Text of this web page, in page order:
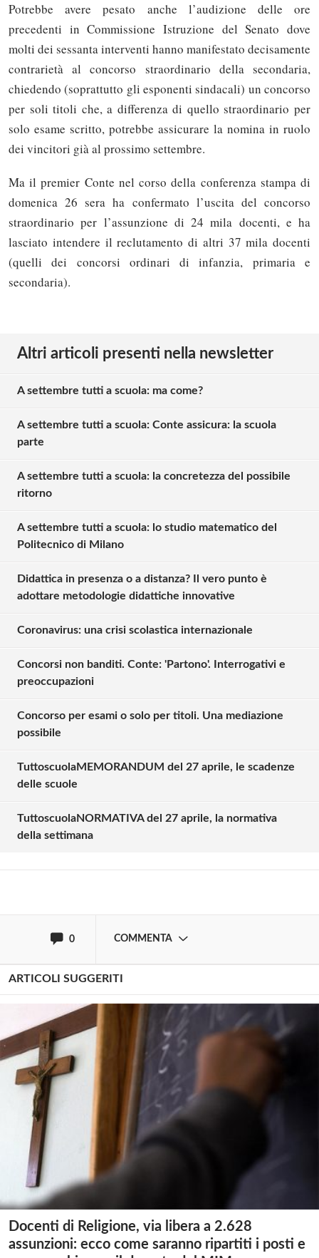
Potrebbe avere pesato anche l’audizione delle ore
precedenti in Commissione Istruzione del Senato dove
molti dei sessanta interventi hanno manifestato decisamente
contrarietà al concorso straordinario della secondaria,
chiedendo (soprattutto gli esponenti sindacali) un concorso
per soli titoli che, a differenza di quello straordinario per
solo esame scritto, potrebbe assicurare la nomina in ruolo
dei vincitori già al prossimo settembre.
Ma il premier Conte nel corso della conferenza stampa di
domenica 26 sera ha confermato l’uscita del concorso
straordinario per l’assunzione di 24 mila docenti, e ha
lasciato intendere il reclutamento di altri 37 mila docenti
(quelli dei concorsi ordinari di infanzia, primaria e
secondaria).
Altri articoli presenti nella newsletter
A settembre tutti a scuola: ma come?
A settembre tutti a scuola: Conte assicura: la scuola
parte
A settembre tutti a scuola: la concretezza del possibile
ritorno
A settembre tutti a scuola: lo studio matematico del
Politecnico di Milano
Didattica in presenza o a distanza? Il vero punto è
adottare metodologie didattiche innovative
Coronavirus: una crisi scolastica internazionale
Concorsi non banditi. Conte: 'Partono'. Interrogativi e
preoccupazioni
Concorso per esami o solo per titoli. Una mediazione
possibile
TuttoscuolaMEMORANDUM del 27 aprile, le scadenze
delle scuole
TuttoscuolaNORMATIVA del 27 aprile, la normativa
della settimana
0 COMMENTA
Solo gli utenti registrati possono
Effettua il
ARTICOLI SUGGERITI
Docenti di Religione, via libera a 2.628
assunzioni: ecco come saranno ripartiti i posti e